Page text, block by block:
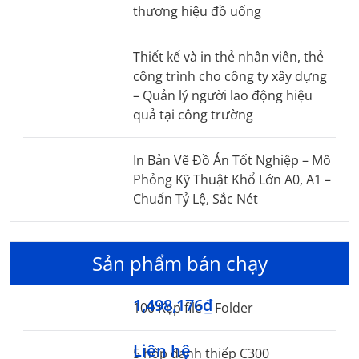
thương hiệu đồ uống
Thiết kế và in thẻ nhân viên, thẻ
công trình cho công ty xây dựng
– Quản lý người lao động hiệu
quả tại công trường
In Bản Vẽ Đồ Án Tốt Nghiệp – Mô
Phỏng Kỹ Thuật Khổ Lớn A0, A1 –
Chuẩn Tỷ Lệ, Sắc Nét
Sản phẩm bán chạy
100 Kẹp file – Folder
1,498,176₫
5 hộp danh thiếp C300
Liên hệ